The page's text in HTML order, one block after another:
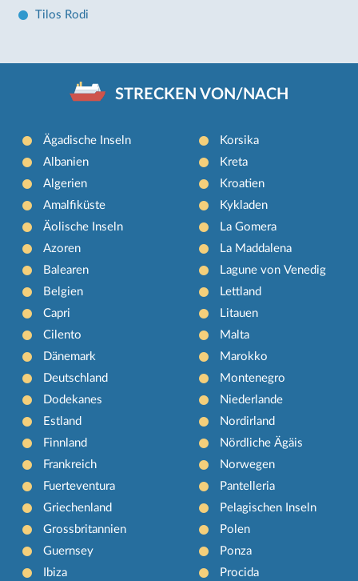
Tilos Rodi
STRECKEN VON/NACH
Ägadische Inseln
Albanien
Algerien
Amalfiküste
Äolische Inseln
Azoren
Balearen
Belgien
Capri
Cilento
Dänemark
Deutschland
Dodekanes
Estland
Finnland
Frankreich
Fuerteventura
Griechenland
Grossbritannien
Guernsey
Ibiza
Korsika
Kreta
Kroatien
Kykladen
La Gomera
La Maddalena
Lagune von Venedig
Lettland
Litauen
Malta
Marokko
Montenegro
Niederlande
Nordirland
Nördliche Ägäis
Norwegen
Pantelleria
Pelagischen Inseln
Polen
Ponza
Procida